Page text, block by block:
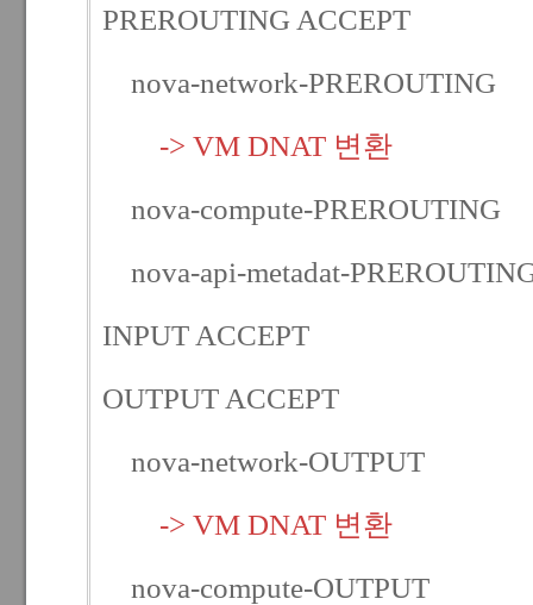
PREROUTING ACCEPT
nova-network-PREROUTING
-> VM DNAT 변환
nova-compute-PREROUTING
nova-api-metadat-
INPUT ACCEPT
OUTPUT ACCEPT
nova-network-OUTPUT
-> VM DNAT 변환
nova-compute-OUTPUT